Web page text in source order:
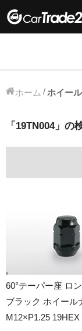
冬タイヤホイー
12インチ：冬
13インチ：冬
14インチ：冬
16インチ：冬
17インチ：
18インチ：冬
19インチ：
ホーム
「19TN004」の
60°テーパー座 ロ
ブラック ホイール
M12×P1.25 19HEX